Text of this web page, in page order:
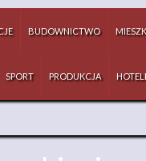
BUDOWNICTWO
SPORT PRODUKCJA